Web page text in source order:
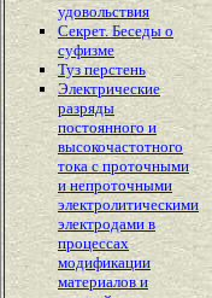
удовольствия
Секрет. Беседы о
суфизме
Туз перстень
Электрические
разряды
постоянного и
высокочастотного
тока с проточными
и непроточными
электролитическими
электродами в
процессах
модификации
материалов и